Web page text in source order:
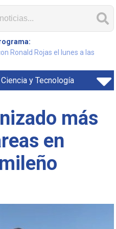
Ronald Rojas el lunes a las
Ciencia y Tecnología
más
en